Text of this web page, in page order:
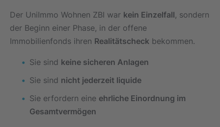
Der UniImmo Wohnen ZBI war kein Einzelfall, sondern
der Beginn einer Phase, in der offene
Immobilienfonds ihren Realitätscheck bekommen.
Sie sind keine sicheren Anlagen
Sie sind nicht jederzeit liquide
Sie erfordern eine ehrliche Einordnung im
Gesamtvermögen